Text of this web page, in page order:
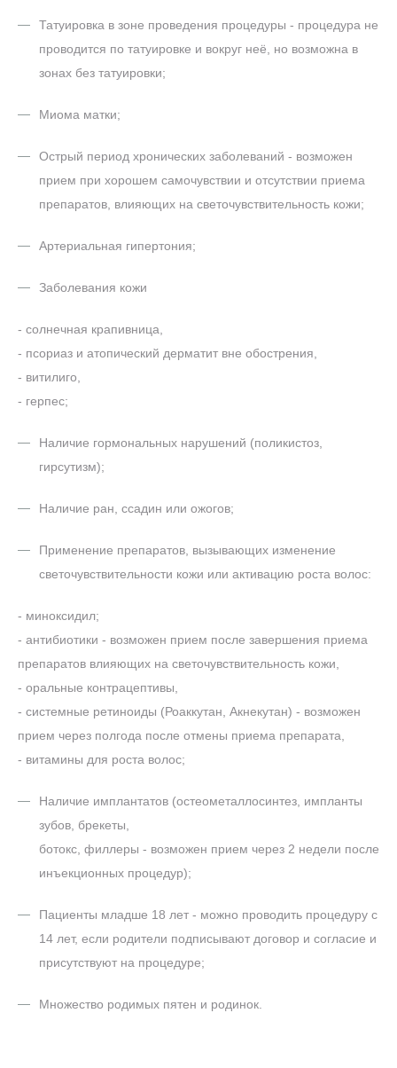
Татуировка в зоне проведения процедуры - процедура не
проводится по татуировке и вокруг неё, но возможна в
зонах без татуировки;
Миома матки;
Острый период хронических заболеваний - возможен
прием при хорошем самочувствии и отсутствии приема
препаратов, влияющих на светочувствительность кожи;
Артериальная гипертония;
Заболевания кожи
- солнечная крапивница,
- псориаз и атопический дерматит вне обострения,
- витилиго,
- герпес;
Наличие гормональных нарушений (поликистоз,
гирсутизм);
Наличие ран, ссадин или ожогов;
Применение препаратов, вызывающих изменение
светочувствительности кожи или активацию роста волос:
- миноксидил;
- антибиотики - возможен прием после завершения приема
препаратов влияющих на светочувствительность кожи,
- оральные контрацептивы,
- системные ретиноиды (Роаккутан, Акнекутан) - возможен
прием через полгода после отмены приема препарата,
- витамины для роста волос;
Наличие имплантатов (остеометаллосинтез, импланты
зубов, брекеты,
ботокс, филлеры - возможен прием через 2 недели после
инъекционных процедур);
Пациенты младше 18 лет - можно проводить процедуру с
14 лет, если родители подписывают договор и согласие и
присутствуют на процедуре;
Множество родимых пятен и родинок.